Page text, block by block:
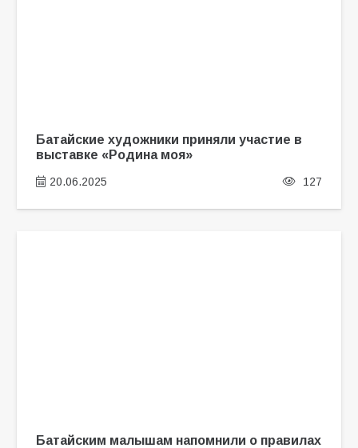
Батайские художники приняли участие в
выставке «Родина моя»
20.06.2025 127
Батайским малышам напомнили о правилах